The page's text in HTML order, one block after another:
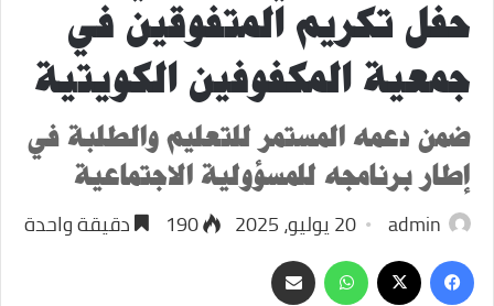
حفل تكريم المتفوقين في
جمعية المكفوفين الكويتية
ضمن دعمه المستمر للتعليم والطلبة في
إطار برنامجه للمسؤولية الاجتماعية
admin 20 يوليو، 2025 190
دقيقة واحدة
فيسبوك
‫X واتسابمشاركة
عبر